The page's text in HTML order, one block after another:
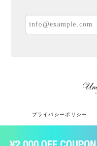
プライバシーポリシー